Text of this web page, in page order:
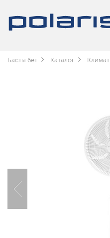
Басты бет Каталог Климат